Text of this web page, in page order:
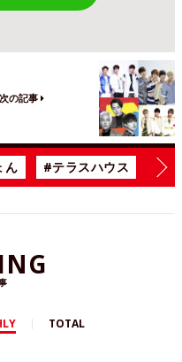
次の記事
ん #テラスハウス #
TOTAL